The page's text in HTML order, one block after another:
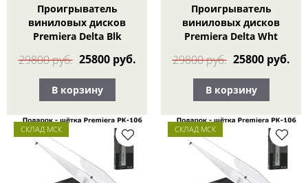
Проигрыватель
виниловых дисков
Premiera Delta Blk
29800 руб. 25800 руб.
В корзину
Проигрыватель
виниловых дисков
Premiera Delta Wht
29800 руб. 25800 руб.
В корзину
СКЛАД МСК СКЛАД МСК